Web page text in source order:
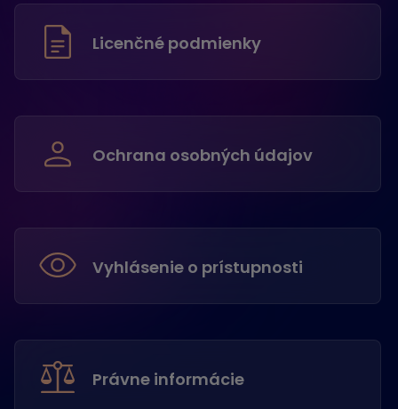
Licenčné podmienky
Ochrana osobných údajov
Vyhlásenie o prístupnosti
Právne informácie